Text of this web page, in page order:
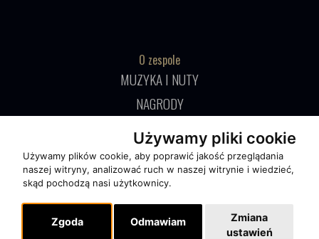
Używamy pliki cookie
Używamy plików cookie, aby poprawić jakość przeglądania
naszej witryny, analizować ruch w naszej witrynie i wiedzieć,
skąd pochodzą nasi użytkownicy.
Zgoda Odmawiam
Zmiana
ustawień
O zespole
MUZYKA I NUTY
NAGRODY
RECENZJE
Pomoc
KONTAKT
POLITYKA PRYWATNOŚCI